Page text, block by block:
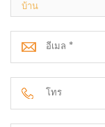
บ้าน